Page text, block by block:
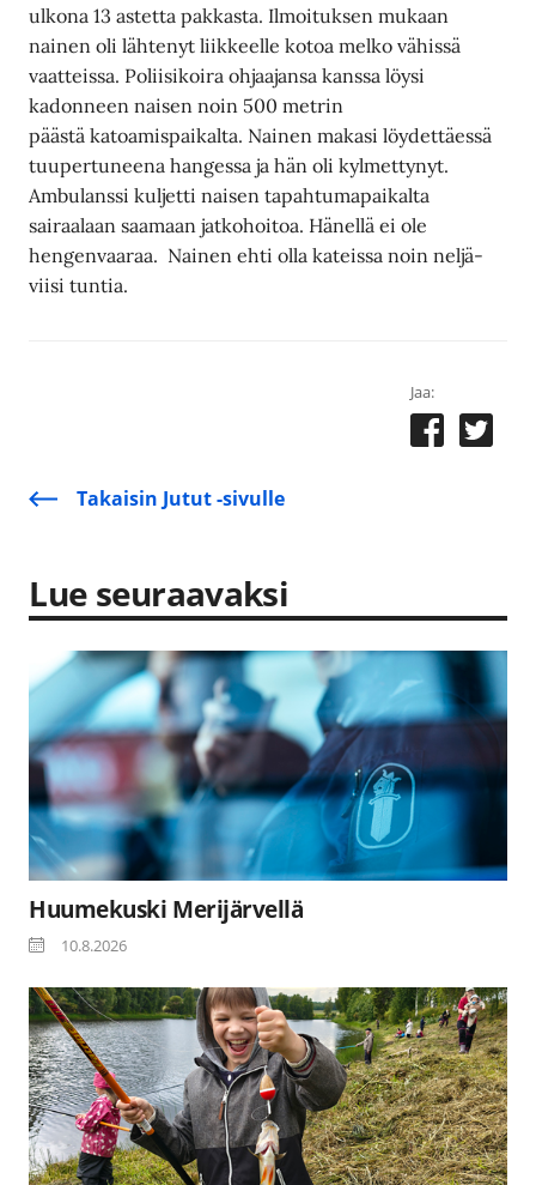
ulkona 13 astetta pakkasta. Ilmoituksen mukaan
nainen oli lähtenyt liikkeelle kotoa melko vähissä
vaatteissa. Poliisikoira ohjaajansa kanssa löysi
kadonneen naisen noin 500 metrin
päästä katoamispaikalta. Nainen makasi löydettäessä
tuupertuneena hangessa ja hän oli kylmettynyt.
Ambulanssi kuljetti naisen tapahtumapaikalta
sairaalaan saamaan jatkohoitoa. Hänellä ei ole
hengenvaaraa. Nainen ehti olla kateissa noin neljä-
viisi tuntia.
Jaa:
Takaisin Jutut -sivulle
Lue seuraavaksi
Huumekuski Merijärvellä
10.8.2026